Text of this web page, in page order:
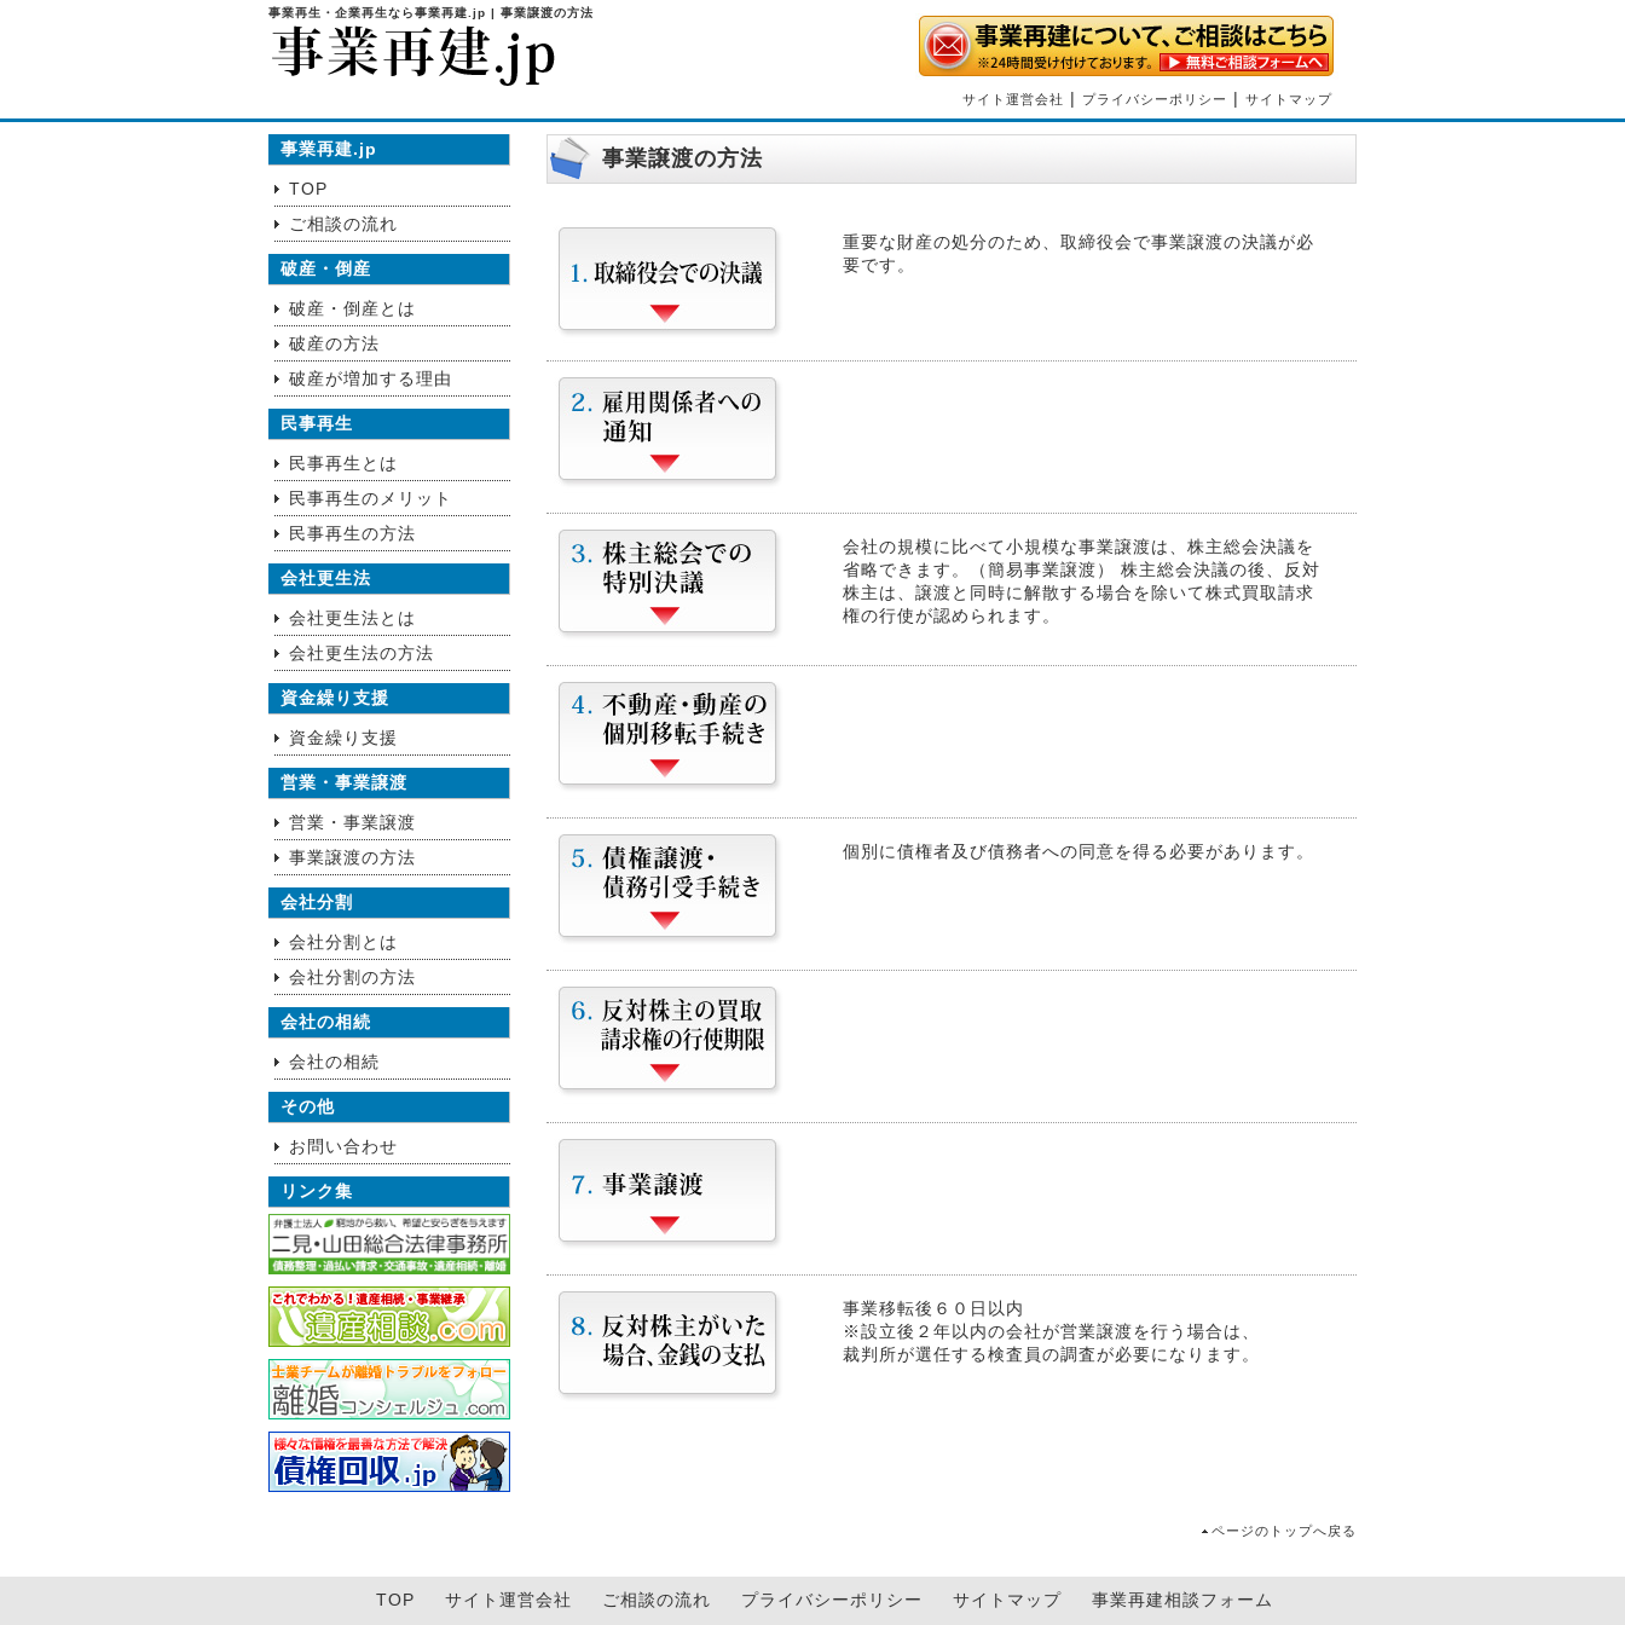
事業再生・企業再生なら事業再建.jp | 事業譲渡の方法
サイト運営会社 | プライバシーポリシー | サイトマップ
事業再建.jp
TOP
ご相談の流れ
破産・倒産
破産・倒産とは
破産の方法
破産が増加する理由
民事再生
民事再生とは
民事再生のメリット
民事再生の方法
会社更生法
会社更生法とは
会社更生法の方法
資金繰り支援
資金繰り支援
営業・事業譲渡
営業・事業譲渡
事業譲渡の方法
会社分割
会社分割とは
会社分割の方法
会社の相続
会社の相続
その他
お問い合わせ
リンク集
事業譲渡の方法
重要な財産の処分のため、取締役会で事業譲渡の決議が必
要です。
会社の規模に比べて小規模な事業譲渡は、株主総会決議を
省略できます。（簡易事業譲渡） 株主総会決議の後、反対
株主は、譲渡と同時に解散する場合を除いて株式買取請求
権の行使が認められます。
個別に債権者及び債務者への同意を得る必要があります。
事業移転後６０日以内
※設立後２年以内の会社が営業譲渡を行う場合は、
裁判所が選任する検査員の調査が必要になります。
ページのトップへ戻る
TOP サイト運営会社 ご相談の流れ プライバシーポリシー サイトマップ 事業再建相談フォーム